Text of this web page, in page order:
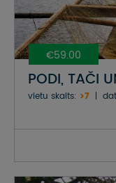
€59.00
PODI, TAČI
vietu skaits: >7